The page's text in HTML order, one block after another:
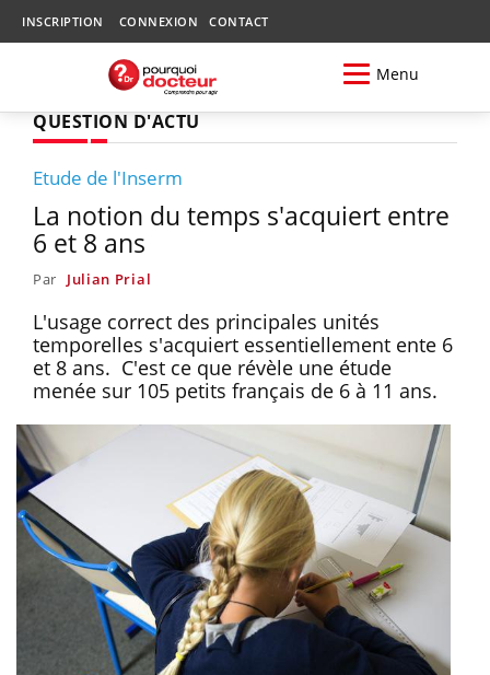
INSCRIPTION CONNEXION CONTACT
Menu
QUESTION D'ACTU
Etude de l'Inserm
La notion du temps s'acquiert entre
6 et 8 ans
Par Julian Prial
L'usage correct des principales unités
temporelles s'acquiert essentiellement ente 6
et 8 ans. C'est ce que révèle une étude
menée sur 105 petits français de 6 à 11 ans.